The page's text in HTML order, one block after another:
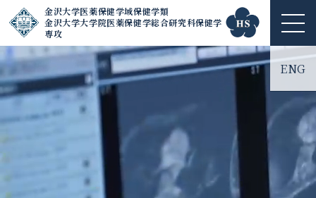
金沢大学医薬保健学域保健学類
金沢大学大学院医薬保健学総合研究科保健学
専攻
ME
NU
ENG